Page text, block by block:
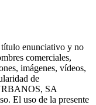
título enunciativo y no
comerciales,
imágenes, vídeos,
de
SA
El uso de la presente